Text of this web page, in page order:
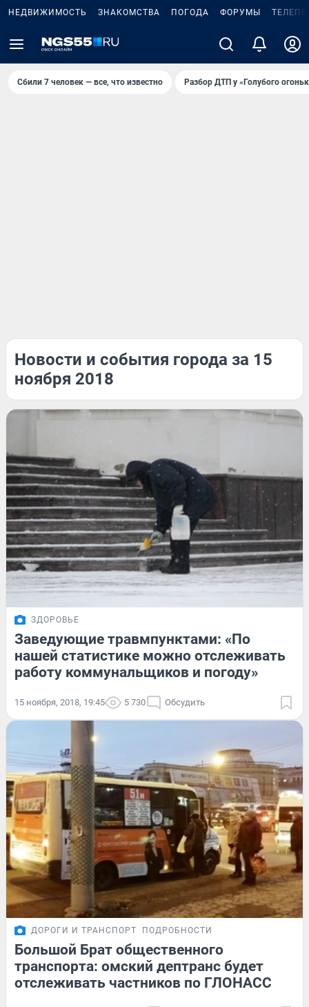
НЕДВИЖИМОСТЬ ЗНАКОМСТВА ПОГОДА ФОРУМЫ
Сбили 7 человек — все, что известно Разбор ДТП у «Голубого
Новости и события города за 15
ноября 2018
ЗДОРОВЬЕ
Заведующие травмпунктами: «По
нашей статистике можно отслеживать
работу коммунальщиков и погоду»
15 ноября, 2018, 19:45 5 730 Обсудить
ДОРОГИ И ТРАНСПОРТ ПОДРОБНОСТИ
Большой Брат общественного
транспорта: омский дептранс будет
отслеживать частников по ГЛОНАСС